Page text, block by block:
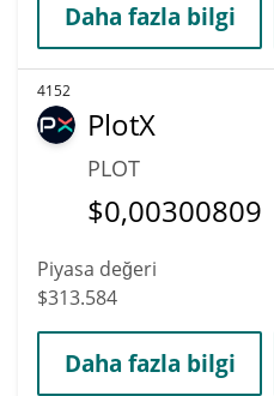
Daha fazla bilgi
4152
PlotX
PLOT
$0,00300809
Piyasa değeri
$313.584
Daha fazla bilgi